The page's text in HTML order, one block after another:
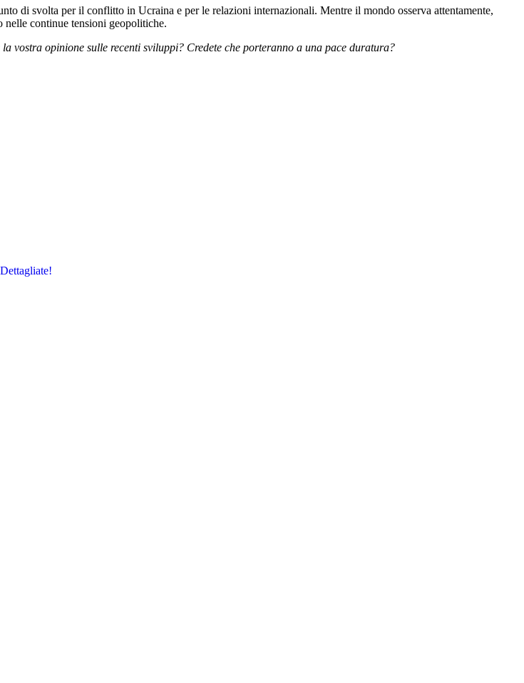
di svolta per il conflitto in Ucraina e per le relazioni internazionali. Mentre il mondo osserva attentamente,
nelle continue tensioni geopolitiche.
vostra opinione sulle recenti sviluppi? Credete che porteranno a una pace duratura?